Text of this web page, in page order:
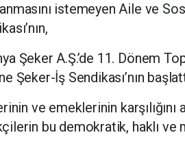
istemeyen Aile ve
Şeker A.Ş.’de 11. Dönem
Şeker-İş Sendikası’nın
ve emeklerinin
bu demokratik, haklı ve